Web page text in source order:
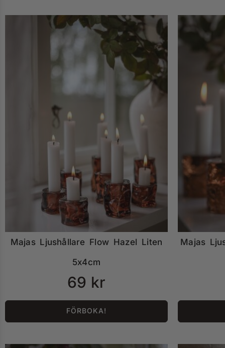
Majas Ljushållare Flow Hazel Liten
5x4cm
69 kr
FÖRBOKA!
Majas